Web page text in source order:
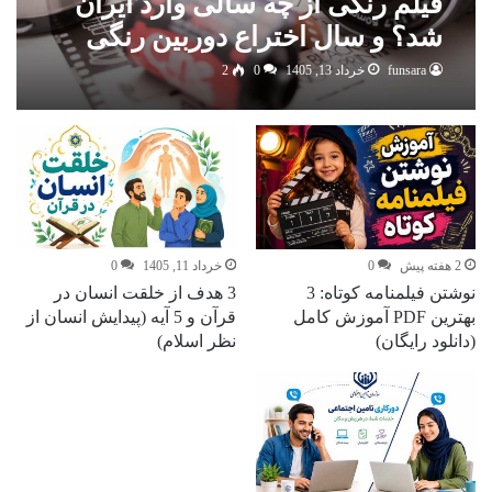
شد؟ و سال اختراع دوربین رنگی
funsara خرداد 13, 1405 0
2
2 هفته پیش 0
نوشتن فیلمنامه کوتاه: 3
بهترین PDF آموزش کامل
(دانلود رایگان)
خرداد 11, 1405 0
3 هدف از خلقت انسان در
قرآن و 5 آیه (پیدایش انسان از
نظر اسلام)